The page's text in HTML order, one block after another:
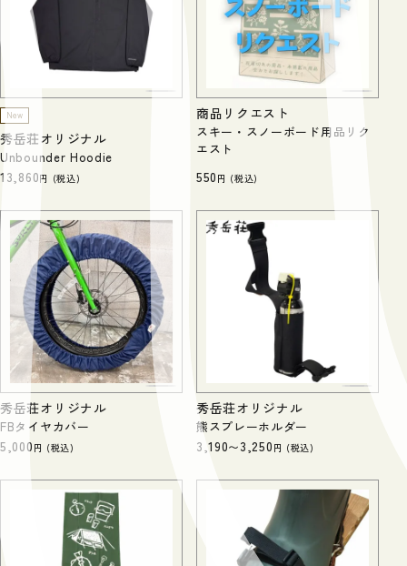
New
秀岳荘オリジナル
Unbounder Hoodie
13,860 税込
商品リクエスト
スキー・スノーボード用品リク
エスト
550 税込
秀岳荘オリジナル
FBタイヤカバー
5,000 税込
秀岳荘オリジナル
熊スプレーホルダー
3,190〜3,250 税込